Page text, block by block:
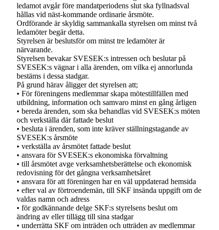
ledamot avgår före mandatperiodens slut ska fyllnadsval
hållas vid näst-kommande ordinarie årsmöte.
Ordförande är skyldig sammankalla styrelsen om minst två
ledamöter begär detta.
Styrelsen är beslutsför om minst tre ledamöter är
närvarande.
Styrelsen bevakar SVESEK:s intressen och beslutar på
SVESEK:s vägnar i alla ärenden, om vilka ej annorlunda
bestäms i dessa stadgar.
På grund härav åligger det styrelsen att;
• För föreningens medlemmar skapa mötestillfällen med
utbildning, information och samvaro minst en gång årligen
• bereda ärenden, som ska behandlas vid SVESEK:s möten
och verkställa där fattade beslut
• besluta i ärenden, som inte kräver ställningstagande av
SVESEK:s årsmöte
• verkställa av årsmötet fattade beslut
• ansvara för SVESEK:s ekonomiska förvaltning
• till årsmötet avge verksamhetsberättelse och ekonomisk
redovisning för det gångna verksamhetsåret
• ansvara för att föreningen har en väl uppdaterad hemsida
• efter val av förtroendemän, till SKF insända uppgift om de
valdas namn och adress
• för godkännande delge SKF:s styrelsens beslut om
ändring av eller tillägg till sina stadgar
• underrätta SKF om inträden och utträden av medlemmar